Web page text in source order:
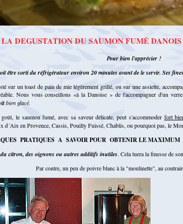
LA DEGUSTATION DU SAUMON FUMÉ
Pour bien l'apprécier !
être sorti du réfrigérateur environ 20 minutes avant de le servir. Ses
sur un toast de pain de mie légèrement grillé, ou sur une assiette,
Nous vous conseillons «à la Danoise » de l'accompagner d'un
bien glacé.
le saumon fumé, avec sa saveur délicate, peut s'accommoder fort
d´Aix en Provence, Cassis, Pouilly Fuissé, Chablis, ou pourquoi pas, le
PRATIQUES A SAVOIR POUR OBTENIR LE
citron, des oignons ou autres additifs inutiles. Cela tuera la finesse de
Par contre, un peu de poivre blanc à la "moulinette", au